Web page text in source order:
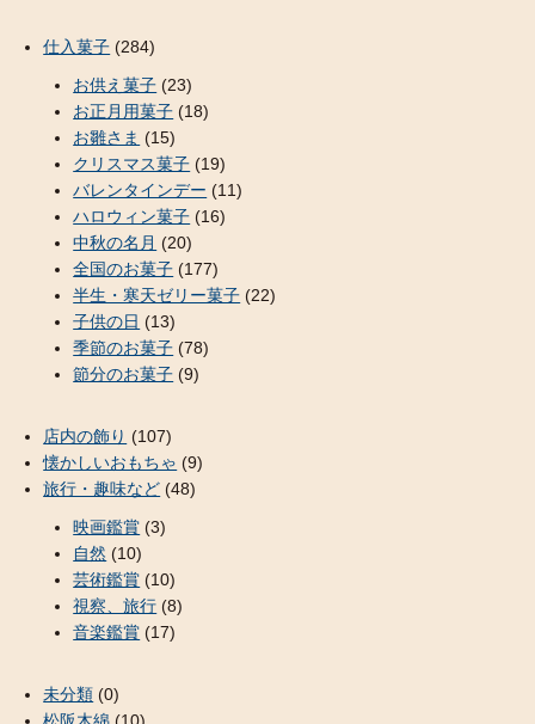
仕入菓子 (284)
お供え菓子 (23)
お正月用菓子 (18)
お雛さま (15)
クリスマス菓子 (19)
バレンタインデー (11)
ハロウィン菓子 (16)
中秋の名月 (20)
全国のお菓子 (177)
半生・寒天ゼリー菓子 (22)
子供の日 (13)
季節のお菓子 (78)
節分のお菓子 (9)
店内の飾り (107)
懐かしいおもちゃ (9)
旅行・趣味など (48)
映画鑑賞 (3)
自然 (10)
芸術鑑賞 (10)
視察、旅行 (8)
音楽鑑賞 (17)
未分類 (0)